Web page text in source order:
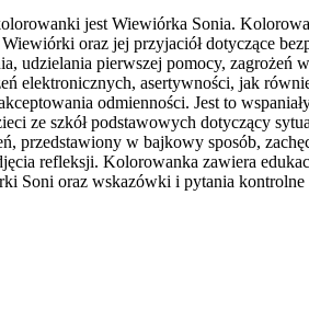
jest Wiewiórka Sonia.
oraz jej przyjaciół dotyczące
udzielania pierwszej pomocy, zagrożeń
elektronicznych, asertywności, jak
odmienności. Jest to
ze szkół podstawowych dotyczący
przedstawiony w bajkowy sposób,
refleksji. Kolorowanka zawiera
Soni oraz wskazówki i pytania kontrolne